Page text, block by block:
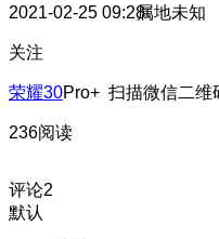
2021-02-25 09:28属地未知
关注
荣耀30Pro+ 扫描微信二
236阅读
评论2
默认